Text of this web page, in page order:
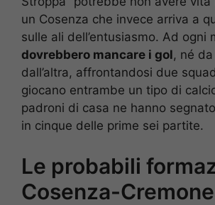
un Cosenza che invece arriva a
sulle ali dell’entusiasmo. Ad ogni
dovrebbero mancare i gol, né
dall’altra, affrontandosi due
giocano entrambe un tipo di
padroni di casa ne hanno
in cinque delle prime sei partite.
Le probabili
Cosenza-